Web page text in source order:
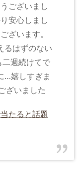
ございまし
安心しまし
ざいます。
るはずのない
二週続けてで
…嬉しすぎま
ざいました
たると話題